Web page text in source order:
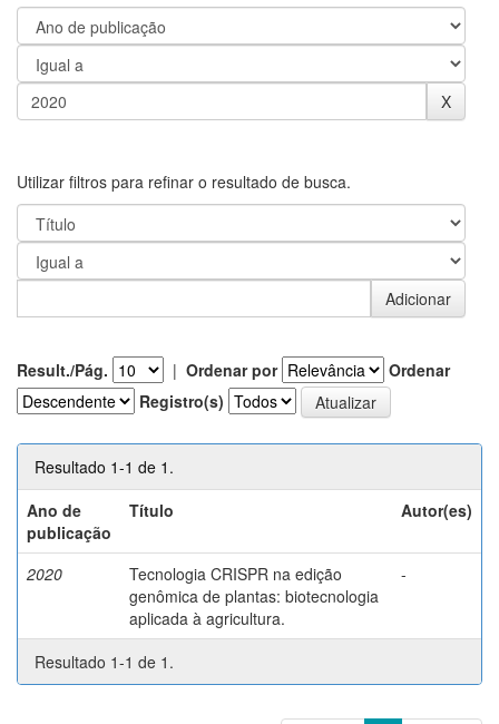
Utilizar filtros para refinar o resultado de busca.
Result./Pág. | Ordenar por
Ordenar
Registro(s)
Resultado 1-1 de 1.
Ano de
publicação
Título Autor(es)
2020
Tecnologia CRISPR na edição
genômica de plantas: biotecnologia
aplicada à agricultura.
-
Resultado 1-1 de 1.